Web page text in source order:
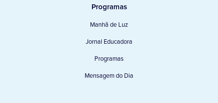
Programas
Manhã de Luz
Jornal Educadora
Programas
Mensagem do Dia